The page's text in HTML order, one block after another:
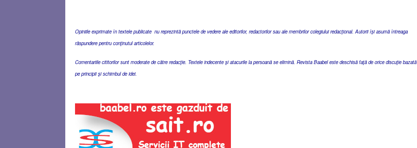
Opiniile exprimate în textele publicate nu reprezintă punctele de vedere ale editorilor, redactorilor sau ale membrilor colegiului redacţional. Autorii îşi asumă întreaga
răspundere pentru conţinutul articolelor.
Comentariile cititorilor sunt moderate de către redacţie. Textele indecente şi atacurile la persoană se elimină. Revista Baabel este deschisă faţă de orice discuţie bazată
pe principii şi schimbul de idei.